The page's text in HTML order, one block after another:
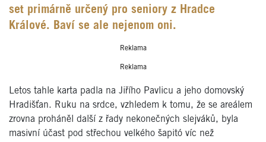
set primárně určený pro seniory z Hradce
Králové. Baví se ale nejenom oni.
Reklama
Reklama
Letos tahle karta padla na Jiřího Pavlicu a jeho domovský
Hradišťan. Ruku na srdce, vzhledem k tomu, že se areálem
zrovna proháněl další z řady nekonečných slejváků, byla
masivní účast pod střechou velkého šapitó víc než